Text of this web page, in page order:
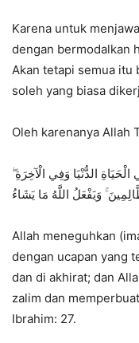
Karena untuk
dengan bermodalkan
Akan tetapi semua itu
soleh yang biasa
Oleh karenanya Allah
الْحَيَاةِ الدُّنْيَا وَفِي الْآخِرَةِ
وَيَفْعَلُ اللَّهُ مَا يَشَاءُ
Allah meneguhkan
dengan ucapan yang
dan di akhirat; dan
zalim dan
Ibrahim: 27.